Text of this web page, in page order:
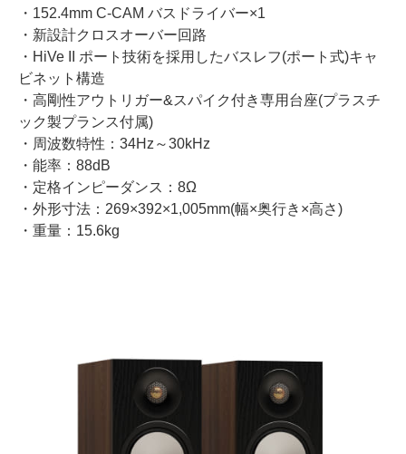
・152.4mm C-CAM バスドライバー×1
・新設計クロスオーバー回路
・HiVe II ポート技術を採用したバスレフ(ポート式)キャ
ビネット構造
・高剛性アウトリガー&スパイク付き専用台座(プラスチ
ック製プランス付属)
・周波数特性：34Hz～30kHz
・能率：88dB
・定格インピーダンス：8Ω
・外形寸法：269×392×1,005mm(幅×奥行き×高さ)
・重量：15.6kg